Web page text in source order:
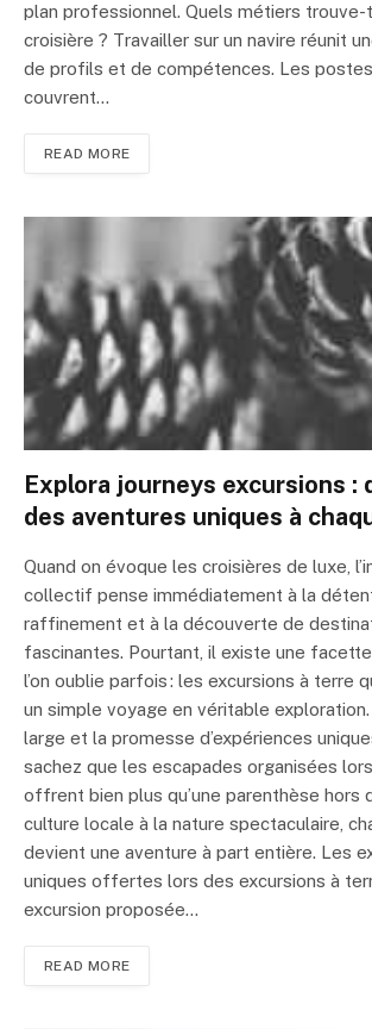
plan professionnel. Quels métiers trouve-
croisière ? Travailler sur un navire réunit
de profils et de compétences. Les
couvrent…
READ MORE
Explora journeys excursions :
des aventures uniques à
Quand on évoque les croisières de luxe,
collectif pense immédiatement à la
raffinement et à la découverte de
fascinantes. Pourtant, il existe une
l’on oublie parfois : les excursions à terre
un simple voyage en véritable exploration.
large et la promesse d’expériences
sachez que les escapades organisées
offrent bien plus qu’une parenthèse hors
culture locale à la nature spectaculaire,
devient une aventure à part entière. Les
uniques offertes lors des excursions à
excursion proposée…
READ MORE